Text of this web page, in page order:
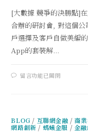
[大數據 競爭的決勝點]
合辦的研討會, 對這個
戶選擇及客戶自做美編
App的套裝解...
留言功能已關閉
BLOG / 互聯網金融 /商
網路創新 / 螞蟻金服 / 金